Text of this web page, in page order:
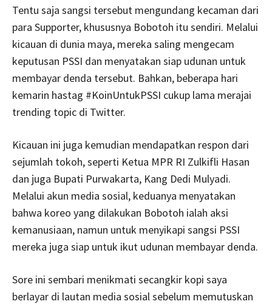
Tentu saja sangsi tersebut mengundang kecaman dari
para Supporter, khususnya Bobotoh itu sendiri. Melalui
kicauan di dunia maya, mereka saling mengecam
keputusan PSSI dan menyatakan siap udunan untuk
membayar denda tersebut. Bahkan, beberapa hari
kemarin hastag #KoinUntukPSSI cukup lama merajai
trending topic di Twitter.
Kicauan ini juga kemudian mendapatkan respon dari
sejumlah tokoh, seperti Ketua MPR RI Zulkifli Hasan
dan juga Bupati Purwakarta, Kang Dedi Mulyadi.
Melalui akun media sosial, keduanya menyatakan
bahwa koreo yang dilakukan Bobotoh ialah aksi
kemanusiaan, namun untuk menyikapi sangsi PSSI
mereka juga siap untuk ikut udunan membayar denda.
Sore ini sembari menikmati secangkir kopi saya
berlayar di lautan media sosial sebelum memutuskan